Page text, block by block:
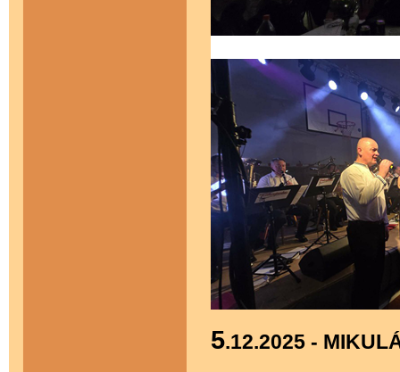
5.12.2025 -